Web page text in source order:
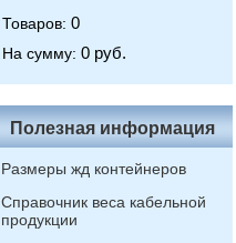
Товаров: 0
На сумму: 0 руб.
Полезная информация
Размеры жд контейнеров
Справочник веса кабельной
продукции